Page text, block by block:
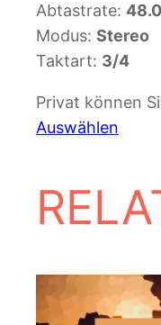
Abtastrate:
Modus: Stereo
Taktart: 3/4
Privat können
Auswählen